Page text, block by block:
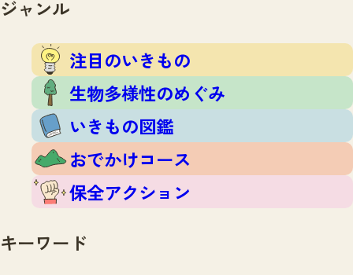
注目のいきもの
生物多様性のめぐみ
いきもの図鑑
おでかけコース
保全アクション
イベント
いきもの調査隊
調査レポート
調査レポートTOP
調査結果
ふくおかいきものマップ
マッチング
マッチングTOP
掲載申し込みフォーム
お問合せ
ジャンル
注目のいきもの
生物多様性のめぐみ
いきもの図鑑
おでかけコース
保全アクション
キーワード